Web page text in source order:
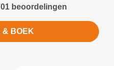
beoordelingen
& BOEK